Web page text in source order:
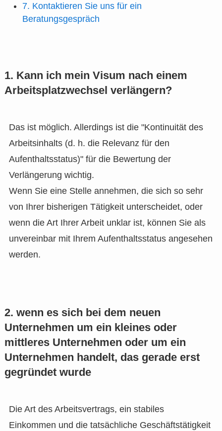
7. Kontaktieren Sie uns für ein
Beratungsgespräch
1. Kann ich mein Visum nach einem
Arbeitsplatzwechsel verlängern?
Das ist möglich. Allerdings ist die "Kontinuität des
Arbeitsinhalts (d. h. die Relevanz für den
Aufenthaltsstatus)" für die Bewertung der
Verlängerung wichtig.
Wenn Sie eine Stelle annehmen, die sich so sehr
von Ihrer bisherigen Tätigkeit unterscheidet, oder
wenn die Art Ihrer Arbeit unklar ist, können Sie als
unvereinbar mit Ihrem Aufenthaltsstatus angesehen
werden.
2. wenn es sich bei dem neuen
Unternehmen um ein kleines oder
mittleres Unternehmen oder um ein
Unternehmen handelt, das gerade erst
gegründet wurde
Die Art des Arbeitsvertrags, ein stabiles
Einkommen und die tatsächliche Geschäftstätigkeit